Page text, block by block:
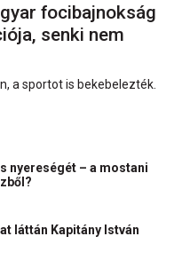
focibajnokság
senki nem
a sportot is bekebelezték.
nyereségét – a mostani
láttán Kapitány István